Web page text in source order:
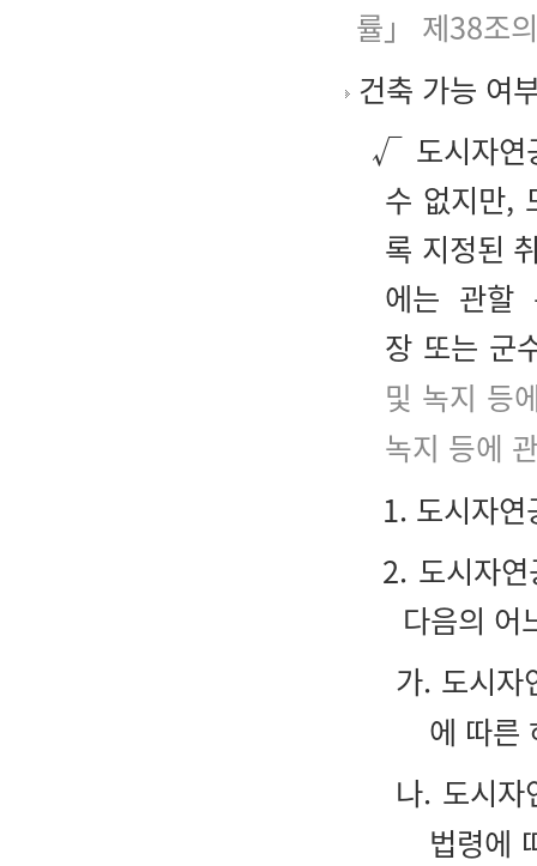
률」 제38조
건축 가능 여
√ 도시자연
수 없지만,
록 지정된
에는 관할
장 또는 군
및 녹지 등
녹지 등에
1. 도시자
2. 도시자
다음의 어
가. 도시
에 따른
나. 도시
법령에